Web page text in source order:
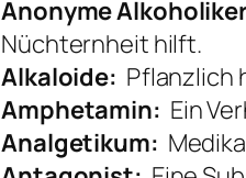
Anonyme
Nüchternheit hilft.
Alkaloide: Pflanzlich
Amphetamin: Ein
Analgetikum: